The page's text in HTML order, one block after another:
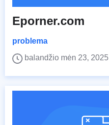
Eporner.com
problema
balandžio mėn 23, 2025